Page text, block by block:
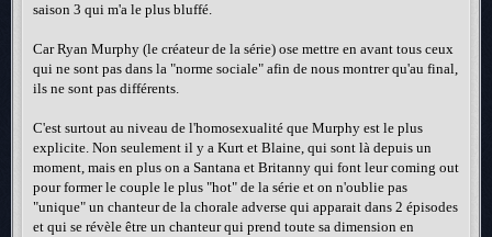
saison 3 qui m'a le plus bluffé.
Car Ryan Murphy (le créateur de la série) ose mettre en avant tous ceux
qui ne sont pas dans la "norme sociale" afin de nous montrer qu'au final,
ils ne sont pas différents.
C'est surtout au niveau de l'homosexualité que Murphy est le plus
explicite. Non seulement il y a Kurt et Blaine, qui sont là depuis un
moment, mais en plus on a Santana et Britanny qui font leur coming out
pour former le couple le plus "hot" de la série et on n'oublie pas
"unique" un chanteur de la chorale adverse qui apparait dans 2 épisodes
et qui se révèle être un chanteur qui prend toute sa dimension en